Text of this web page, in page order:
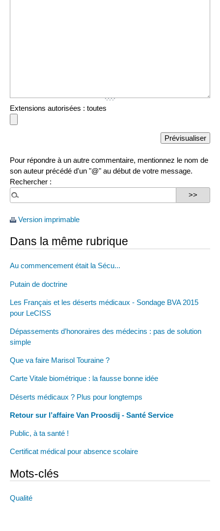
Extensions autorisées : toutes
Pour répondre à un autre commentaire, mentionnez le nom de
son auteur précédé d'un "@" au début de votre message.
Rechercher :
Version imprimable
Dans la même rubrique
Au commencement était la Sécu...
Putain de doctrine
Les Français et les déserts médicaux - Sondage BVA 2015
pour LeCISS
Dépassements d’honoraires des médecins : pas de solution
simple
Que va faire Marisol Touraine ?
Carte Vitale biométrique : la fausse bonne idée
Déserts médicaux ? Plus pour longtemps
Retour sur l’affaire Van Proosdij - Santé Service
Public, à ta santé !
Certificat médical pour absence scolaire
Mots-clés
Qualité